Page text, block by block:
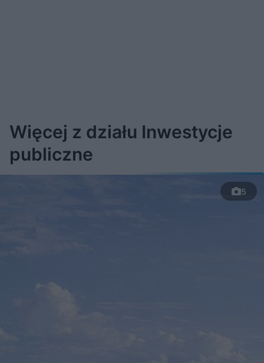
Więcej z działu Inwestycje
publiczne
5